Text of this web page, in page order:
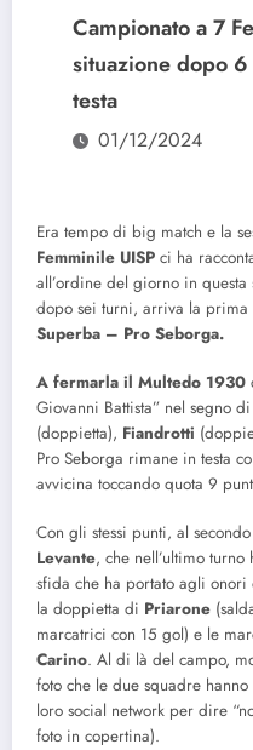
Campionato a 7
situazione dopo
testa
01/12/2024
Era tempo di big match e la
Femminile UISP ci ha
all’ordine del giorno in
dopo sei turni, arriva la prima
Superba – Pro Seborga.
A fermarla il Multedo 1930
Giovanni Battista” nel segno di
(doppietta), Fiandrotti
Pro Seborga rimane in testa
avvicina toccando quota 9
Con gli stessi punti, al secondo
Levante, che nell’ultimo turno
sfida che ha portato agli
la doppietta di Priarone
marcatrici con 15 gol) e le
Carino. Al di là del campo,
foto che le due squadre
loro social network per dire
foto in copertina).